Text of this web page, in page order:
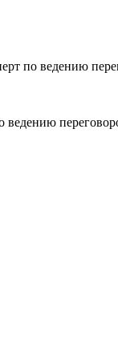
по ведению
ведению